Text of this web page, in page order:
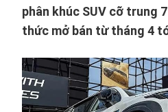
phân khúc SUV cỡ trung
thức mở bán từ tháng 4